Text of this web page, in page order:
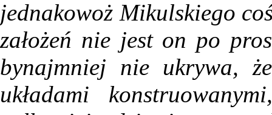
jednakowoż Mikulskiego
założeń nie jest on po
bynajmniej nie ukrywa,
układami